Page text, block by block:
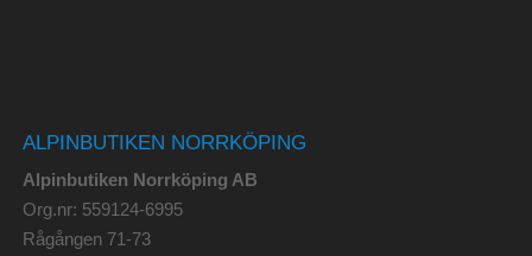
ALPINBUTIKEN NORRKÖPING
Alpinbutiken Norrköping AB
Org.nr: 559124-6995
Rågången 71-73